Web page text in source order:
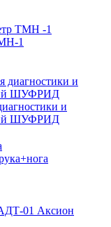
1
и
ШУФРИД